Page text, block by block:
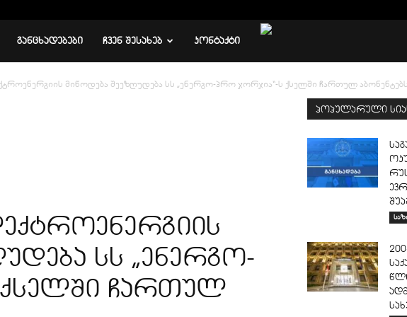
ᲒᲐᲜᲪᲮᲐᲓᲔᲑᲔᲑᲘ ᲩᲕᲔᲜ ᲨᲔᲡᲐᲮᲔᲑ ᲙᲝᲜᲢᲐᲥᲢᲘ
მიწოდება შეეზღუდება სს „ენერგო-პრო ჯორჯია“-ს ქსელში ჩართულ აბონენტებს
სს „ენერგო-
ჩართულ
პოპულარული